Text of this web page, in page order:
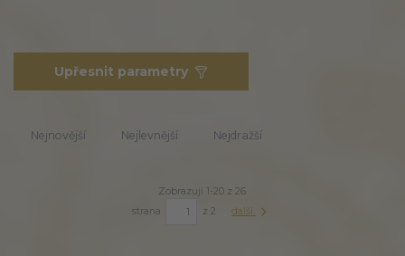
Upřesnit parametry
Nejnovější Nejlevnější Nejdražší
Zobrazuji 1-20 z 26
strana
z 2 další